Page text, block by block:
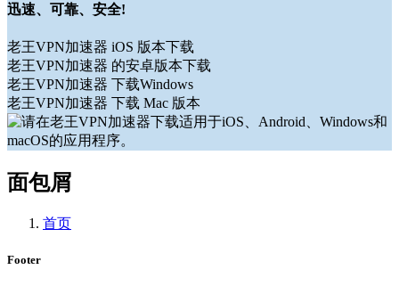
迅速、可靠、安全!
老王VPN加速器 iOS 版本下载
老王VPN加速器 的安卓版本下载
老王VPN加速器 下载Windows
老王VPN加速器 下载 Mac 版本
面包屑
首页
Footer